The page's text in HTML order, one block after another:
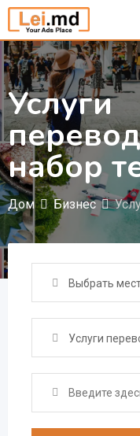
Перейти
содержимому
Услуги
набор
Дом Бизнес
Выбрать
Услуги